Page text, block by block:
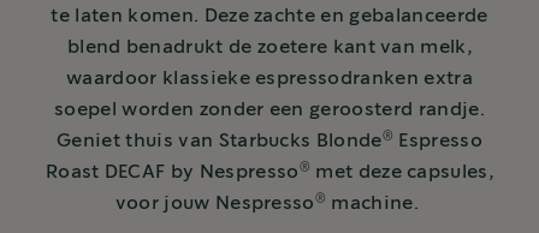
te laten komen. Deze zachte en gebalanceerde
blend benadrukt de zoetere kant van melk,
waardoor klassieke espressodranken extra
soepel worden zonder een geroosterd randje.
Geniet thuis van Starbucks Blonde®
Espresso
Roast DECAF by Nespresso ® met deze capsules,
voor jouw Nespresso ® machine.